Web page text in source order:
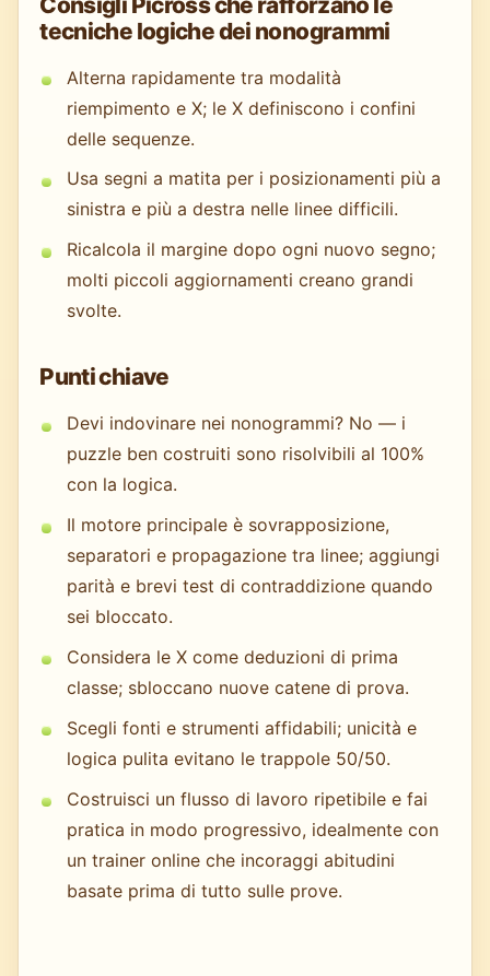
tecniche logiche dei nonogrammi
Alterna rapidamente tra modalità
riempimento e X; le X definiscono i confini
delle sequenze.
Usa segni a matita per i posizionamenti più a
sinistra e più a destra nelle linee difficili.
Ricalcola il margine dopo ogni nuovo segno;
molti piccoli aggiornamenti creano grandi
svolte.
Punti chiave
Devi indovinare nei nonogrammi? No — i
puzzle ben costruiti sono risolvibili al 100%
con la logica.
Il motore principale è sovrapposizione,
separatori e propagazione tra linee; aggiungi
parità e brevi test di contraddizione quando
sei bloccato.
Considera le X come deduzioni di prima
classe; sbloccano nuove catene di prova.
Scegli fonti e strumenti affidabili; unicità e
logica pulita evitano le trappole 50/50.
Costruisci un flusso di lavoro ripetibile e fai
pratica in modo progressivo, idealmente con
un trainer online che incoraggi abitudini
basate prima di tutto sulle prove.